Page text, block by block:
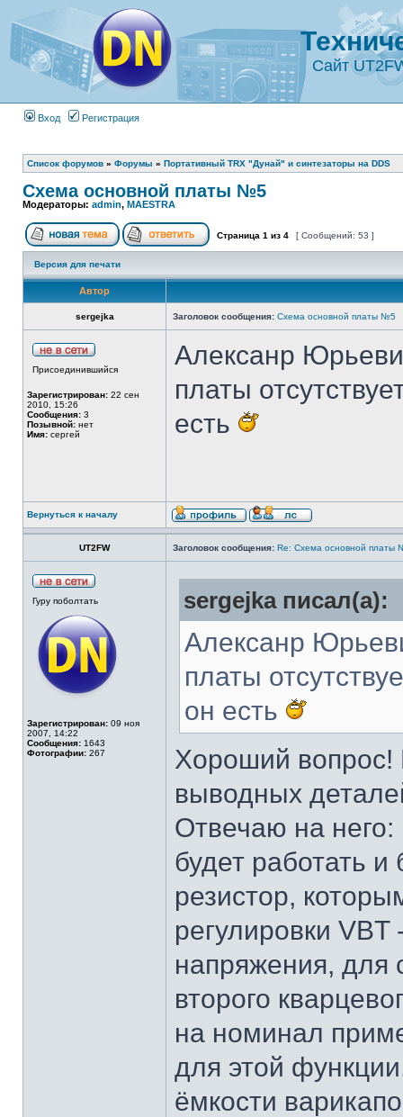
Сайт
Вход Регистрация
Список форумов » Форумы » Портативный TRX "Дунай" и синтезаторы на DDS
Cхема основной платы №5
Модераторы: admin, MAESTRA
Страница 1 из 4 [ Сообщений: 53 ]
Версия для печати
Автор
sergejka Заголовок сообщения: Cхема основной платы №5
Присоединившийся
Зарегистрирован: 22 сен
2010, 15:26
Сообщения: 3
Позывной: нет
Имя: сергей
Алексанр
платы
есть
Вернуться к началу
UT2FW Заголовок сообщения: Re: Cхема основной платы
Гуру поболтать
Зарегистрирован: 09 ноя
2007, 14:22
Сообщения: 1643
Фотографии: 267
sergejka писал(а):
Алексанр
платы
он есть
Хороший вопрос!
выводных
Отвечаю на него:
будет работать
резистор,
регулировки
напряжения, для
второго
на номинал
для этой
ёмкости